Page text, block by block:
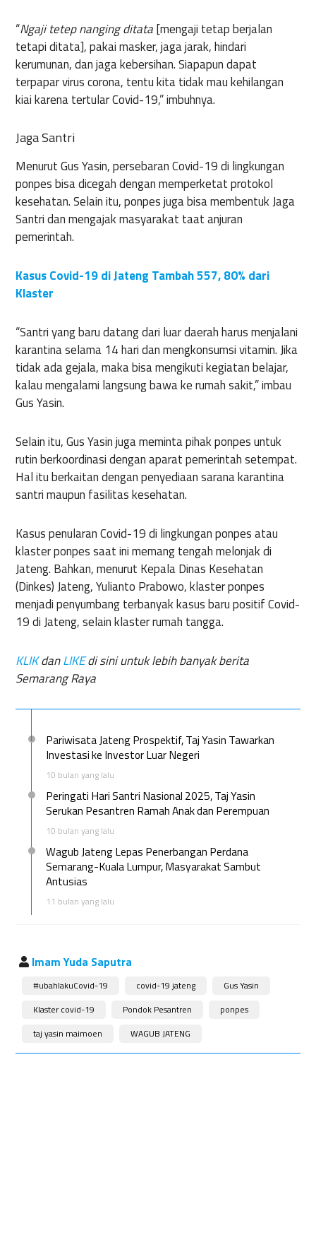
“Ngaji tetep nanging ditata[mengaji tetap berjalan
tetapi ditata], pakai masker, jaga jarak, hindari
kerumunan, dan jaga kebersihan. Siapapun dapat
terpapar virus corona, tentu kita tidak mau kehilangan
kiai karena tertular Covid-19,” imbuhnya.
Jaga Santri
Menurut Gus Yasin, persebaran Covid-19 di lingkungan
ponpes bisa dicegah dengan memperketat protokol
kesehatan. Selain itu, ponpes juga bisa membentuk Jaga
Santri dan mengajak masyarakat taat anjuran
pemerintah.
Kasus Covid-19 di Jateng Tambah 557, 80% dari
Klaster
“Santri yang baru datang dari luar daerah harus menjalani
karantina selama 14 hari dan mengkonsumsi vitamin. Jika
tidak ada gejala, maka bisa mengikuti kegiatan belajar,
kalau mengalami langsung bawa ke rumah sakit,” imbau
Gus Yasin.
Selain itu, Gus Yasin juga meminta pihak ponpes untuk
rutin berkoordinasi dengan aparat pemerintah setempat.
Hal itu berkaitan dengan penyediaan sarana karantina
santri maupun fasilitas kesehatan.
Kasus penularan Covid-19 di lingkungan ponpes atau
klaster ponpes saat ini memang tengah melonjak di
Jateng. Bahkan, menurut Kepala Dinas Kesehatan
(Dinkes) Jateng, Yulianto Prabowo, klaster ponpes
menjadi penyumbang terbanyak kasus baru positif Covid-
19 di Jateng, selain klaster rumah tangga.
KLIKdanLIKEdi sini untuk lebih banyak berita
Semarang Raya
Pariwisata Jateng Prospektif, Taj Yasin Tawarkan
Investasi ke Investor Luar Negeri
10 bulan yang lalu
Peringati Hari Santri Nasional 2025, Taj Yasin
Serukan Pesantren Ramah Anak dan Perempuan
10 bulan yang lalu
Wagub Jateng Lepas Penerbangan Perdana
Semarang-Kuala Lumpur, Masyarakat Sambut
Antusias
11 bulan yang lalu
Imam Yuda Saputra
#ubahlakuCovid-19 covid-19 jateng
Gus Yasin
Klaster covid-19
Pondok Pesantren
ponpes
taj yasin maimoen
WAGUB JATENG